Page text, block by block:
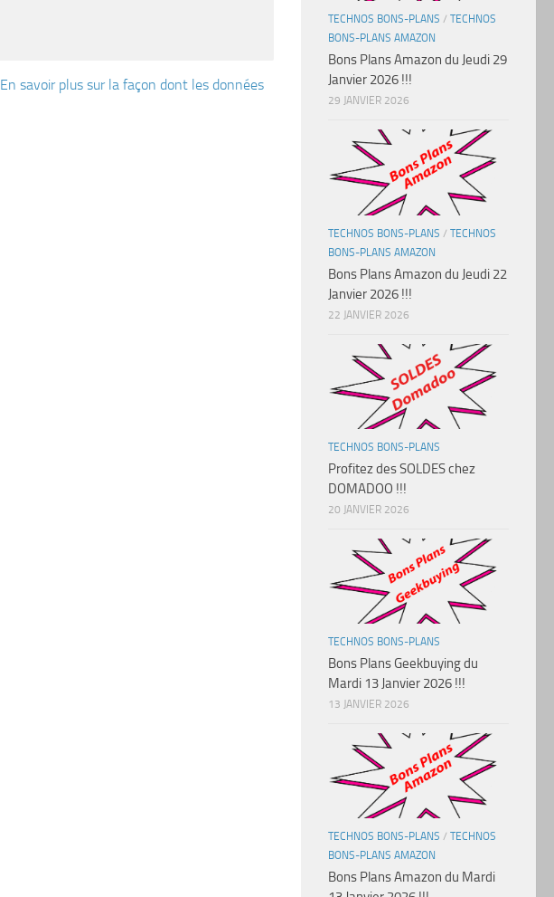
En savoir plus sur la façon dont les données
TECHNOS BONS-PLANS / TECHNOS
BONS-PLANS AMAZON
Bons Plans Amazon du Jeudi 29
Janvier 2026 !!!
29 JANVIER 2026
TECHNOS BONS-PLANS / TECHNOS
BONS-PLANS AMAZON
Bons Plans Amazon du Jeudi 22
Janvier 2026 !!!
22 JANVIER 2026
TECHNOS BONS-PLANS
Profitez des SOLDES chez
DOMADOO !!!
20 JANVIER 2026
TECHNOS BONS-PLANS
Bons Plans Geekbuying du
Mardi 13 Janvier 2026 !!!
13 JANVIER 2026
TECHNOS BONS-PLANS / TECHNOS
BONS-PLANS AMAZON
Bons Plans Amazon du Mardi